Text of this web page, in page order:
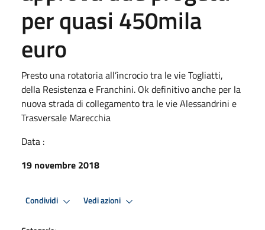
per quasi 450mila
euro
Presto una rotatoria all’incrocio tra le vie Togliatti,
della Resistenza e Franchini. Ok definitivo anche per la
nuova strada di collegamento tra le vie Alessandrini e
Trasversale Marecchia
Data :
19 novembre 2018
Condividi Vedi azioni